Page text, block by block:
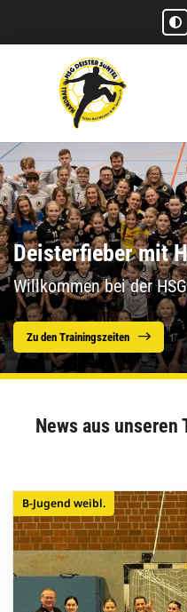
Deisterfieber mit
Willkommen bei der
Zu den Trainingszeiten
News aus unseren
B-Jugend weibl.